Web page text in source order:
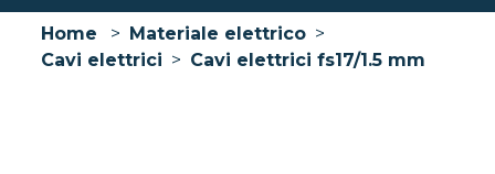
Home > Materiale elettrico >
Cavi elettrici > Cavi elettrici fs17/1.5 mm